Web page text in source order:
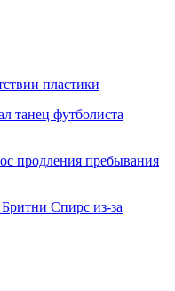
пластики
танец футболиста
продления пребывания
Спирс из-за